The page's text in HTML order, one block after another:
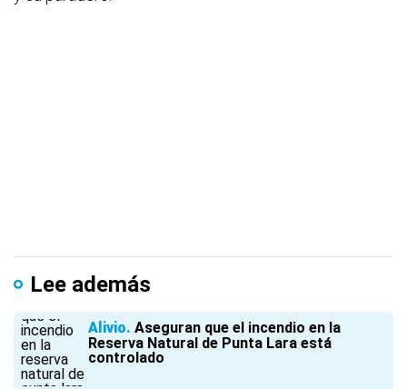
Lee además
Alivio Aseguran que el incendio en la
Reserva Natural de Punta Lara está
controlado